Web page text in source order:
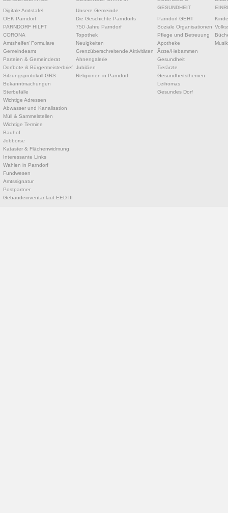
Digitale Amtstafel
ÖEK Parndorf
PARNDORF HILFT
CORONA
Amtshelfer/ Formulare
Gemeindeamt
Parteien & Gemeinderat
Dorfbote & Bürgermeisterbrief
Sitzungsprotokoll GRS
Bekanntmachungen
Sterbefälle
Wichtige Adressen
Abwasser und Kanalisation
Müll & Sammelstellen
Wichtige Termine
Bauhof
Jobbörse
Kataster & Flächenwidmung
Interessante Links
Wahlen in Parndorf
Fundwesen
Amtssignatur
Postpartner
Gebäudeinventar laut EED III
Unsere Gemeinde
Die Geschichte Parndorfs
750 Jahre Parndorf
Topothek
Neuigkeiten
Grenzüberschreitende Aktivitäten
Ahnengalerie
Jubiläen
Religionen in Parndorf
GESUNDHEIT
Parndorf GEHT
Soziale Organisationen
Pflege und Betreuung
Apotheke
Ärzte/Hebammen
Gesundheit
Tierärzte
Gesundheitsthemen
Leihomas
Gesundes Dorf